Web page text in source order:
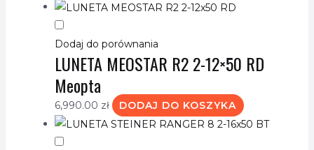
Dodaj do porównania
LUNETA MEOSTAR R2 2-12×50 RD
Meopta
6,990.00 zł DODAJ DO KOSZYKA